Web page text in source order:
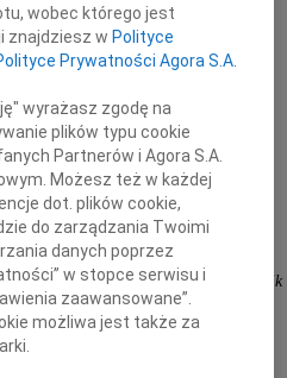
W imieniu
wszystkich mieszkańców
wyrazy głębokiego współczucia
i Przyjaciołom
Radomia Andrzej Kosztowniak
Rady Miejskiej Dariusz Wójcik
wobec którego jest
znajdziesz w Polityce
Prywatności Agora S.A.
wyrażasz zgodę na
plików typu cookie
Partnerów i Agora S.A.
Możesz też w każdej
dot. plików cookie,
do zarządzania Twoimi
danych poprzez
w stopce serwisu i
zaawansowane”.
możliwa jest także za